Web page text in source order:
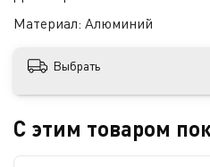
Материал: Алюминий
Выбрать
С этим товаром